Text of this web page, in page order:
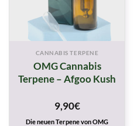
CANNABIS TERPENE
OMG Cannabis
Terpene – Afgoo Kush
9,90€
Die neuen Terpene von OMG